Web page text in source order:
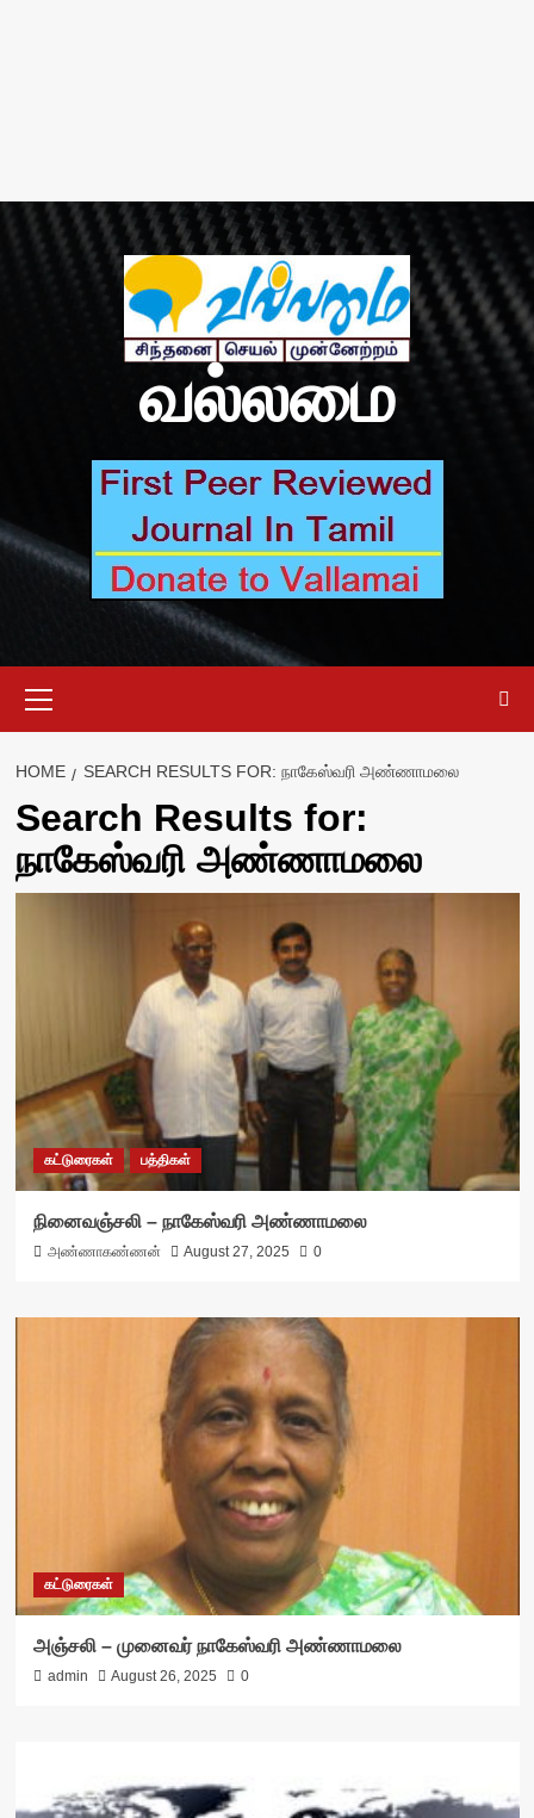
வல்லமை
Menu
HOME SEARCH RESULTS FOR: நாகேஸ்வரி அண்ணாமலை
Search Results for:
நாகேஸ்வரி அண்ணாமலை
கட்டுரைகள் பத்திகள்
நினைவஞ்சலி – நாகேஸ்வரி அண்ணாமலை
அண்ணாகண்ணன் August 27, 2025 0
கட்டுரைகள்
அஞ்சலி – முனைவர் நாகேஸ்வரி அண்ணாமலை
admin August 26, 2025 0